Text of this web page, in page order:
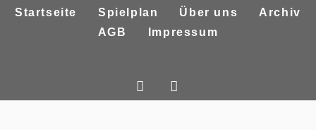
Startseite Spielplan Über uns
Archiv
AGB
Impressum